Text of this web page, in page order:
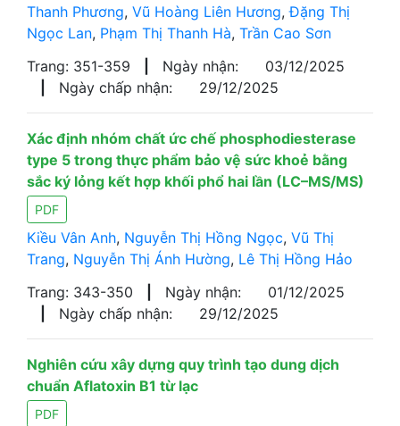
Thanh Phương, Vũ Hoàng Liên Hương,Đặng Thị
Ngọc Lan, Phạm Thị Thanh Hà, Trần Cao Sơn
Trang: 351-359
Ngày nhận:
03/12/2025
Ngày chấp nhận: 29/12/2025
Xác định nhóm chất ức chế phosphodiesterase
type 5 trong thực phẩm bảo vệ sức khoẻ bằng
sắc ký lỏng kết hợp khối phổ hai lần (LC–MS/MS)
PDF
Kiều Vân Anh, Nguyễn Thị Hồng Ngọc, Vũ Thị
Trang, Nguyễn Thị Ánh Hường, Lê Thị Hồng Hảo
Trang: 343-350
Ngày nhận:
01/12/2025
Ngày chấp nhận: 29/12/2025
Nghiên cứu xây dựng quy trình tạo dung dịch
chuẩn Aflatoxin B1 từ lạc
PDF